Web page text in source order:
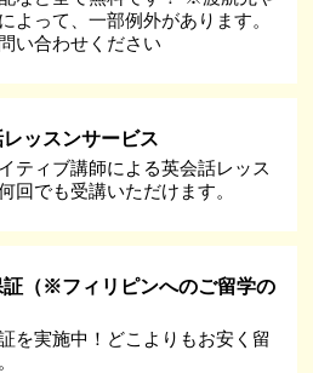
よって、一部例外があります。
い合わせください
ッスンサービス
ティブ講師による英会話レッス
回でも受講いただけます。
証（※フィリピンへのご留学の
を実施中！どこよりもお安く留